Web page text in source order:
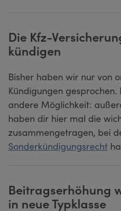
Die Kfz-
kündigen
Bisher haben wir nur von
Kündigungen
andere Möglichkeit:
haben dir hier mal die
zusammengetragen, bei
Sonderkündigungsrecht
Beitragserhöhung
in neue Typklasse